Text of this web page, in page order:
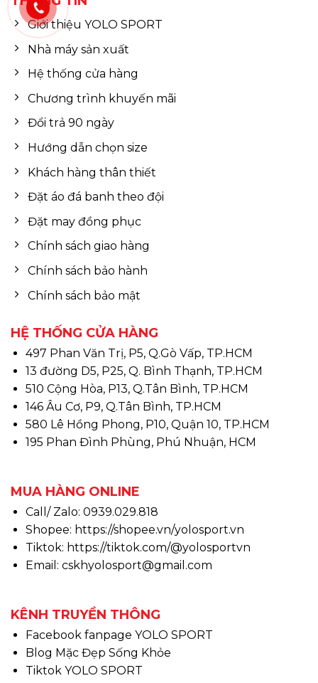
Giới thiệu YOLO SPORT
Nhà máy sản xuất
Hệ thống cửa hàng
Chương trình khuyến mãi
Đổi trả 90 ngày
Hướng dẫn chọn size
Khách hàng thân thiết
Đặt áo đá banh theo đội
Đặt may đồng phục
Chính sách giao hàng
Chính sách bảo hành
Chính sách bảo mật
HỆ THỐNG CỬA HÀNG
497 Phan Văn Trị, P5, Q.Gò Vấp, TP.HCM
13 đường D5, P25, Q. Bình Thạnh, TP.HCM
510 Cộng Hòa, P13, Q.Tân Bình, TP.HCM
146 Âu Cơ, P9, Q.Tân Bình, TP.HCM
580 Lê Hồng Phong, P10, Quận 10, TP.HCM
195 Phan Đình Phùng, Phú Nhuận, HCM
MUA HÀNG ONLINE
Call/ Zalo: 0939.029.818
Shopee: https://shopee.vn/yolosport.vn
Tiktok: https://tiktok.com/@yolosportvn
Email: cskhyolosport@gmail.com
KÊNH TRUYỀN THÔNG
Facebook fanpage YOLO SPORT
Blog Mặc Đẹp Sống Khỏe
Tiktok YOLO SPORT